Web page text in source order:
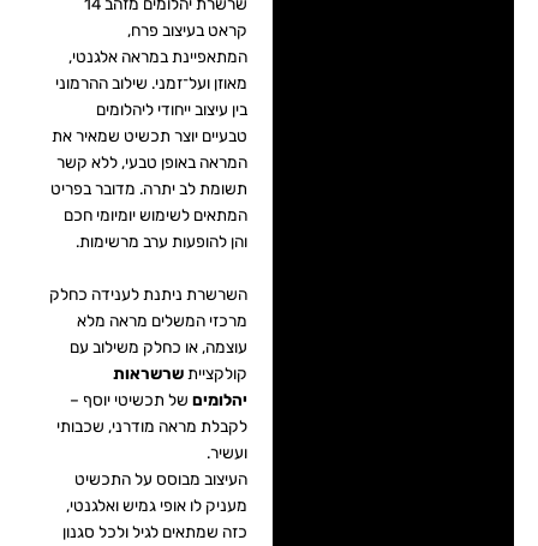
שרשרת יהלומים מזהב 14
קראט בעיצוב פרח,
המתאפיינת במראה אלגנטי,
מאוזן ועל־זמני. שילוב ההרמוני
בין עיצוב ייחודי ליהלומים
טבעיים יוצר תכשיט שמאיר את
המראה באופן טבעי, ללא קשר
תשומת לב יתרה. מדובר בפריט
המתאים לשימוש יומיומי חכם
והן להופעות ערב מרשימות.
השרשרת ניתנת לענידה כחלק
מרכזי המשלים מראה מלא
עוצמה, או כחלק משילוב עם
קולקצייתשרשראות
יהלומיםשל תכשיטי יוסף –
לקבלת מראה מודרני, שכבותי
ועשיר.
העיצוב מבוסס על התכשיט
מעניק לו אופי גמיש ואלגנטי,
כזה שמתאים לגיל ולכל סגנון